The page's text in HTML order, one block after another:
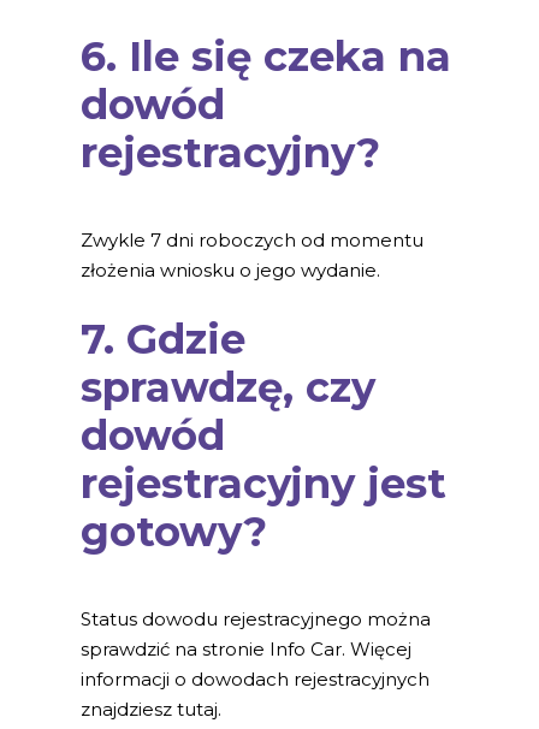
6. Ile się czeka na
dowód
rejestracyjny?
Zwykle 7 dni roboczych od momentu
złożenia wniosku o jego wydanie.
7. Gdzie
sprawdzę, czy
dowód
rejestracyjny jest
gotowy?
Status dowodu rejestracyjnego można
sprawdzić na stronie Info Car. Więcej
informacji o dowodach rejestracyjnych
znajdziesz tutaj.